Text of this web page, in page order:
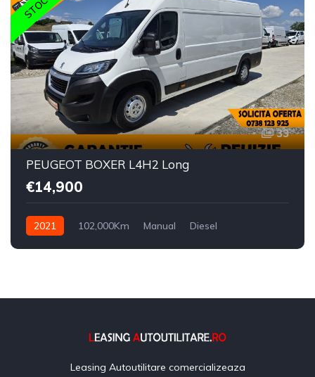
STOC
33
PEUGEOT BOXER L4H2 Long
€14,900
2021 102,000Km Manual Diesel
Leasing Autoutilitare comercializeaza